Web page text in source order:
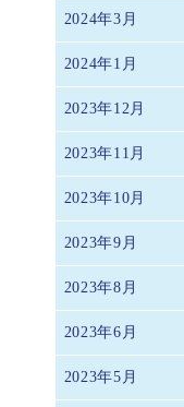
2024年3月
2024年1月
2023年12月
2023年11月
2023年10月
2023年9月
2023年8月
2023年6月
2023年5月